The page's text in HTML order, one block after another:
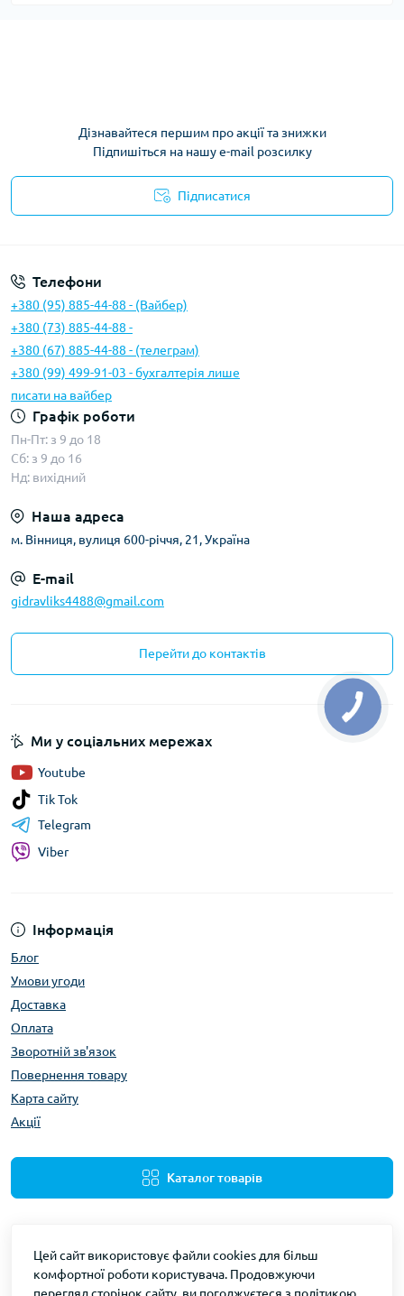
Дізнавайтеся першим про акції та знижки
Підпишіться на нашу e-mail розсилку
Підписатися
Телефони
+380 (95) 885-44-88 - (Вайбер)
+380 (73) 885-44-88 -
+380 (67) 885-44-88 - (телеграм)
+380 (99) 499-91-03 - бухгалтерія лише
писати на вайбер
Графік роботи
Пн-Пт: з 9 до 18
Сб: з 9 до 16
Нд: вихідний
Наша адреса
м. Вінниця, вулиця 600-річчя, 21, Україна
E-mail
gidravliks4488@gmail.com
Перейти до контактів
Інформація
Блог
Умови угоди
Доставка
Оплата
Зворотній зв'язок
Повернення товару
Карта сайту
Акції
Каталог товарів
Ми у соціальних мережах
Youtube
Tik Tok
Telegram
Viber
Цей сайт використовує файли cookies для більш
комфортної роботи користувача. Продовжуючи